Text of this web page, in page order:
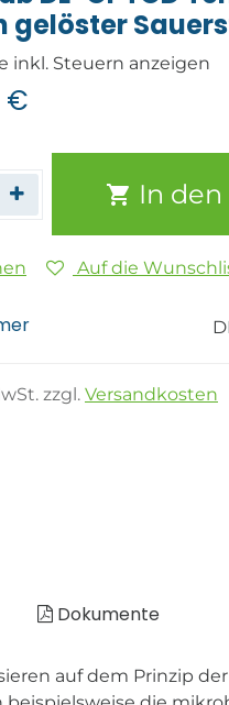
gelöster
inkl. Steuern anzeigen
€
In
Auf die
zzgl. Versandkosten
Dokumente
auf dem Prinzip